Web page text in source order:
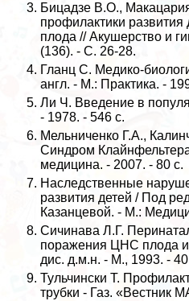
Бицадзе В.О.,
профилактики
плода // Акушерство и
(136). - С. 26-28.
Гланц С. Медико-
англ. - М.: Пpaктика. -
Ли Ч. Введение в
- 1978. - 546 с.
Мельниченко Г.А.,
Синдром
медицина. - 2007. - 80 с.
Наследственные
развития детей / Под
Казанцевой. - М.:
Сичинава Л.Г.
поражения ЦНС плода
дис. д.м.н. - М., 1993. - 40
Тульчински Т.
трубки - Газ. «Вестник